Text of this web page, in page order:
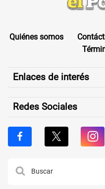
Quiénes somos
Enlaces de interés
Redes Sociales